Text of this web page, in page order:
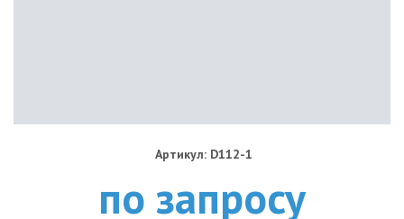
Артикул: D112-1
по запросу